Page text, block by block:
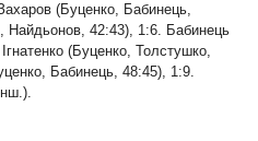
(Буценко, Бабинець,
Найдьонов, 42:43), 1:6. Бабинець
(Буценко, Толстушко,
Бабинець, 48:45), 1:9.